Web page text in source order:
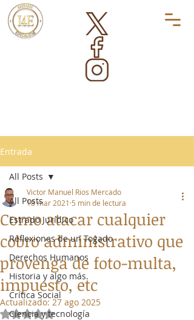
Entrada
All Posts
Estrado Jurídico
Reflexiones de un Togado
Derechos Humanos
Historia y algo más.
Crítica Social
Ciencia y tecnología
All Posts
Como atacar cualquier
cobro administrativo que
provenga de foto-multa,
impuesto, etc
Victor Manuel Rios Mercado
18 mar 2021 5 min de lectura
Actualizado:27 ago 2025
Obtuvo NaN de 5 estrellas.